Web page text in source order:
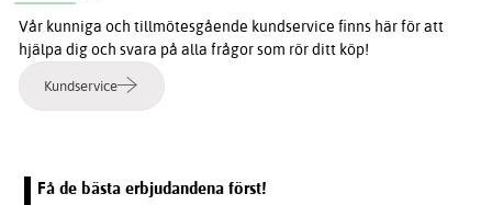
Vår kunniga och tillmötesgående kundservice finns här för att
hjälpa dig och svara på alla frågor som rör ditt köp!
Kundservice
Få de bästa erbjudandena först!